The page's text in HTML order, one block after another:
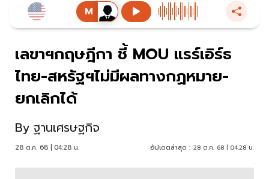
เลขาฯกฤษฎีกา ชี้ MOU แรร์เอิร์ธ
ไทย-สหรัฐฯไม่มีผลทางกฏหมาย-
ยกเลิกได้
By ฐานเศรษฐกิจ
28 ต.ค. 68 | 04:28 น. อัปเดตล่าสุด : 28 ต.ค. 68 | 04:28 น.